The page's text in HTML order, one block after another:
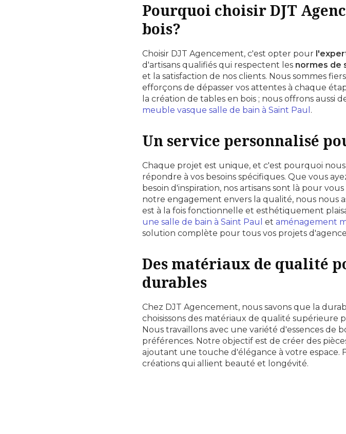
Pourquoi choisir DJT
bois?
Choisir DJT Agencement, c'est opter pour
d'artisans qualifiés qui respectent les normes de
et la satisfaction de nos clients. Nous sommes
efforçons de dépasser vos attentes à chaque
la création de tables en bois ; nous offrons aussi
meuble vasque salle de bain à Saint Paul .
Un service personnalisé
Chaque projet est unique, et c'est pourquoi
répondre à vos besoins spécifiques. Que vous
besoin d'inspiration, nos artisans sont là pour
notre engagement envers la qualité, nous nous
est à la fois fonctionnelle et esthétiquement
une salle de bain à Saint Paul et aménagement
solution complète pour tous vos projets
Des matériaux de qualité
durables
Chez DJT Agencement, nous savons que la
choisissons des matériaux de qualité
Nous travaillons avec une variété d'essences de
préférences. Notre objectif est de créer des
ajoutant une touche d'élégance à votre espace.
créations qui allient beauté et longévité.